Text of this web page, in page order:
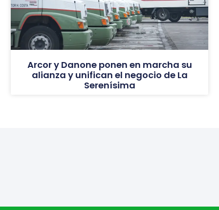
Arcor y Danone ponen en marcha su
alianza y unifican el negocio de La
Serenísima